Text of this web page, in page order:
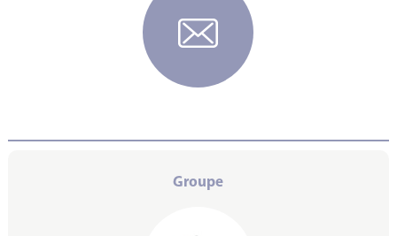
Groupe